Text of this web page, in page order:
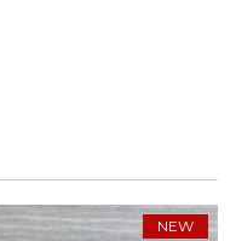
NEW